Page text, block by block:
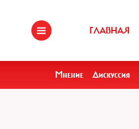
ГЛАВНАЯ
Мнение Дискуссия